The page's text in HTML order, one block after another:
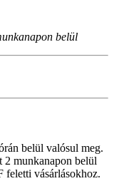
belül
belül valósul meg.
2 munkanapon belül
feletti vásárlásokhoz.